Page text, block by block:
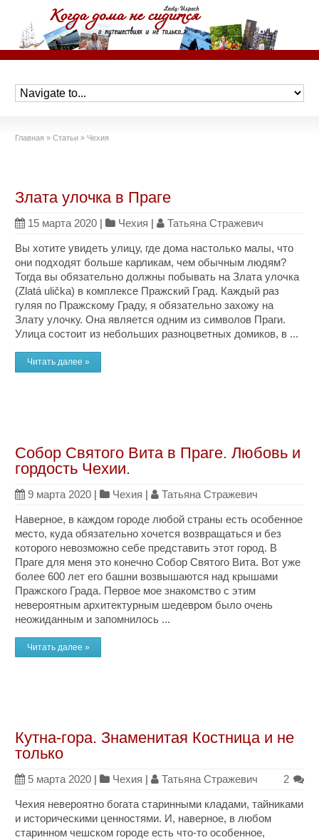
Главная » Статьи » Чехия
Злата улочка в Праге
15 марта 2020 | Чехия | Татьяна Стражевич
Вы хотите увидеть улицу, где дома настолько малы, что
они подходят больше карликам, чем обычным людям?
Тогда вы обязательно должны побывать на Злата улочка
(Zlatá ulička) в комплексе Пражский Град. Каждый раз
гуляя по Пражскому Граду, я обязательно захожу на
Злату улочку. Она является одним из символов Праги.
Улица состоит из небольших разноцветных домиков, в ...
Читать далее »
Собор Святого Вита в Праге. Любовь и
гордость Чехии.
9 марта 2020 | Чехия | Татьяна Стражевич
Наверное, в каждом городе любой страны есть особенное
место, куда обязательно хочется возвращаться и без
которого невозможно себе представить этот город. В
Праге для меня это конечно Собор Святого Вита. Вот уже
более 600 лет его башни возвышаются над крышами
Пражского Града. Первое мое знакомство с этим
невероятным архитектурным шедевром было очень
неожиданным и запомнилось ...
Читать далее »
Кутна-гора. Знаменитая Костница и не
только
5 марта 2020 | Чехия | Татьяна Стражевич 2
Чехия невероятно богата старинными кладами, тайниками
и историческими ценностями. И, наверное, в любом
старинном чешском городе есть что-то особенное,